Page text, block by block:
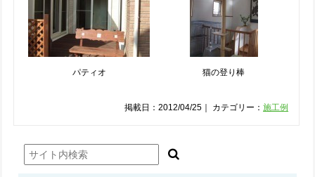
パティオ 猫の登り棒
掲載日：2012/04/25｜ カテゴリー：施工例